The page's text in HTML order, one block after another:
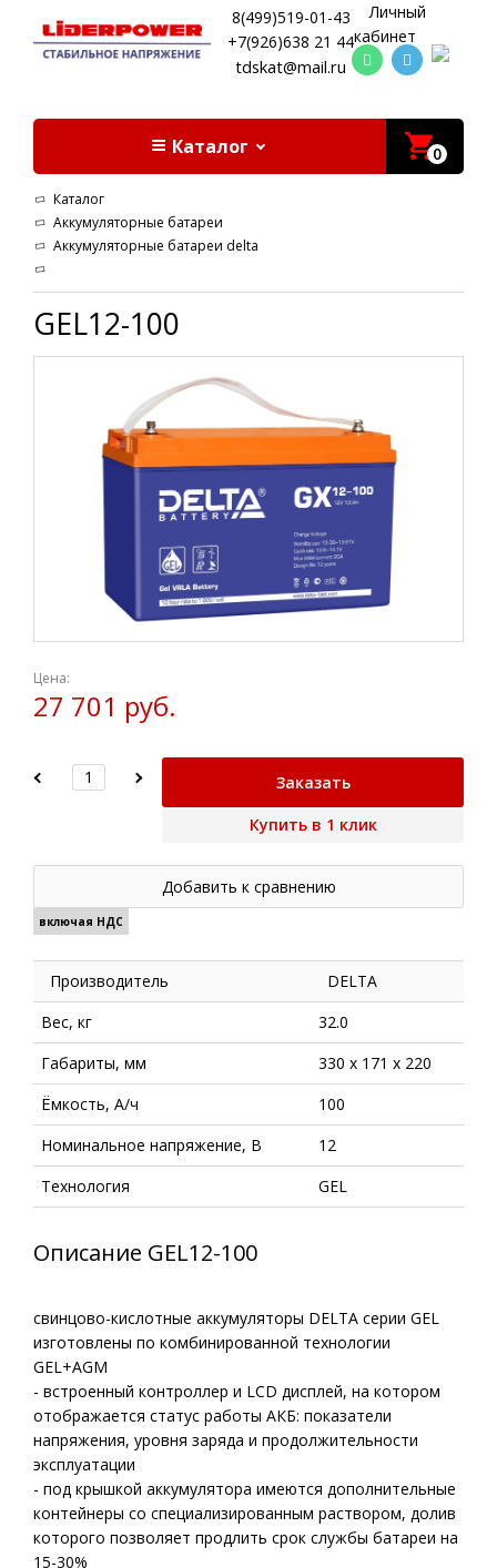
8(499)519-01-43
+7(926)638 21 44
tdskat@mail.ru
Личный
кабинет
Каталог 0
Каталог
Аккумуляторные батареи
Аккумуляторные батареи delta
GEL12-100
Цена:
27 701 руб.
Заказать
Купить в 1 клик
Добавить к сравнению
включая НДС
Производитель
DELTA
Вес, кг
32.0
Габариты, мм
330 x 171 x 220
Ёмкость, А/ч
100
Номинальное напряжение, В
12
Технология
GEL
Описание GEL12-100
свинцово-кислотные аккумуляторы DELTA серии GEL
изготовлены по комбинированной технологии
GEL+AGM
- встроенный контроллер и LСD дисплей, на котором
отображается статус работы АКБ: показатели
напряжения, уровня заряда и продолжительности
эксплуатации
- под крышкой аккумулятора имеются дополнительные
контейнеры со специализированным раствором, долив
которого позволяет продлить срок службы батареи на
15-30%